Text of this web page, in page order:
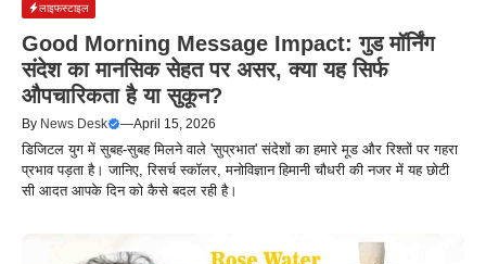
लाइफस्टाइल
Good Morning Message Impact: गुड मॉर्निंग
संदेश का मानसिक सेहत पर असर, क्या यह सिर्फ
औपचारिकता है या सुकून?
By News Desk —April 15, 2026
डिजिटल युग में सुबह-सुबह मिलने वाले 'सुप्रभात' संदेशों का हमारे मूड और रिश्तों पर गहरा
प्रभाव पड़ता है। जानिए, रिसर्च स्कॉलर, मनोविज्ञान हिमानी चौधरी की नजर में यह छोटी
सी आदत आपके दिन को कैसे बदल रही है।